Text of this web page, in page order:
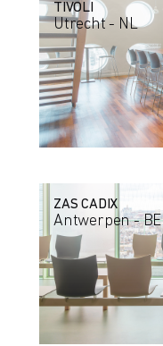
TIVOLI
Utrecht - NL
ZAS CADIX
Antwerpen - BE